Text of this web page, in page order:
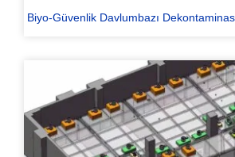
Biyo-Güvenlik Davlumbazı